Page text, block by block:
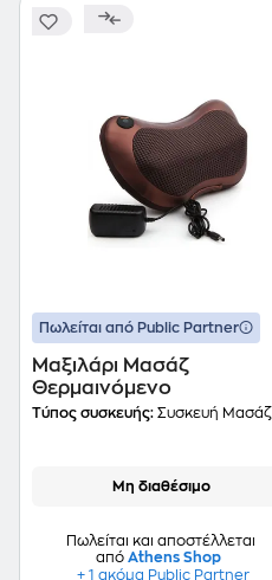
Πωλείται από Public Partner
Μαξιλάρι Μασάζ
Θερμαινόμενο
Τύπος συσκευής: Συσκευή Μασάζ
Μη διαθέσιμο
Πωλείται και αποστέλλεται
από Athens Shop
+ 1 ακόμα Public Partner